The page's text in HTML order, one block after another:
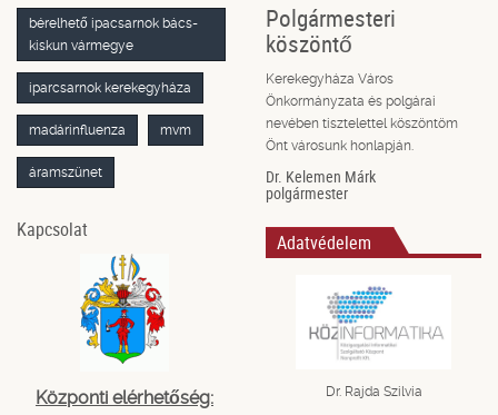
bérelhető ipacsarnok bács-
kiskun vármegye
iparcsarnok kerekegyháza
madárinfluenza mvm
áramszünet
Kapcsolat
Központi elérhetőség:
Polgármesteri
köszöntő
Kerekegyháza Város
Önkormányzata és polgárai
nevében tisztelettel köszöntöm
Önt városunk honlapján.
Dr. Kelemen Márk
polgármester
Adatvédelem
Dr. Rajda Szilvia